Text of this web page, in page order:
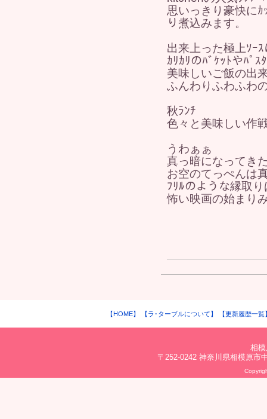
思いっきり豪快に
り煮込みます。
出来上った極上ｿｰ
ｶﾘｶﾘのﾊﾞｹｯﾄやﾊﾟｽ
美味しいご飯の出
ふんわりふわふわ
秋ﾗﾝﾁ
色々と美味しい作
うわぁぁ
真っ暗になってき
お空のてっぺんは
ﾌﾘﾙのような縁取り
怖い映画の始まり
【HOME】 【ラ･ターブルについて】 【更新履歴一覧
相
〒252-0242 神奈川県相模原